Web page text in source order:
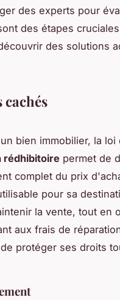
des experts pour
des étapes
des solutions
cachés
bien immobilier, la loi
rédhibitoire permet de
complet du prix
pour sa
la vente, tout en
aux frais de
protéger ses droits